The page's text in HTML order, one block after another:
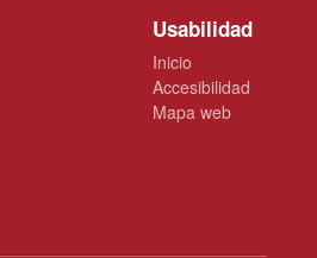
Usabilidad
Inicio
Accesibilidad
Mapa web